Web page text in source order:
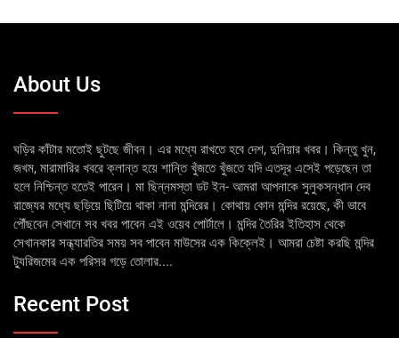
About Us
ঘড়ির কাঁটার মতোই ছুটছে জীবন। এর মধ্যে রাখতে হবে দেশ, দুনিয়ার খবর। কিন্তু খুন,
জখম, মারামারির খবরে ক্লান্ত হয়ে শান্তি খুঁজতে খুঁজতে যদি এতদূর এসেই পড়েছেন তা
হলে নিশ্চিন্ত হতেই পারেন। মা ছিন্নমস্তা ডট ইন- আমরা আপনাকে সুলুকসন্ধান দেব
রাজ্যের মধ্যে ছড়িয়ে ছিটিয়ে থাকা নানা মন্দিরের। কোথায় কোন মন্দির রয়েছে, কী ভাবে
পৌঁছবেন সেখানে সব খবর পাবেন এই ওয়েব পোর্টালে। মন্দির তৈরির ইতিহাস থেকে
সেখানকার সন্ধ্যারতির সময় সব পাবেন মাউসের এক কিক্লেই। আমরা চেষ্টা করছি মন্দির
ট্যুরিজমের এক পরিসর গড়ে তোলার....
Recent Post